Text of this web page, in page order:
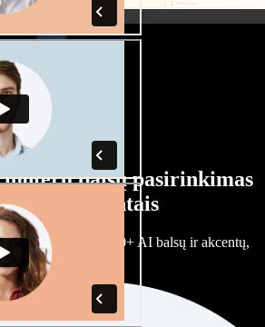
balsų pasirinkimas
akcentais
Rinkitės iš 100+ AI balsų ir akcentų,